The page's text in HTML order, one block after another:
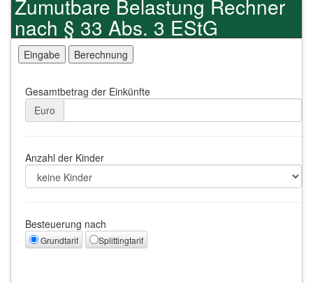
Zumutbare Belastung Rechner
nach § 33 Abs. 3 EStG
Gesamtbetrag der Einkünfte
Euro
Anzahl der Kinder
Besteuerung nach
Grundtarif Splittingtarif